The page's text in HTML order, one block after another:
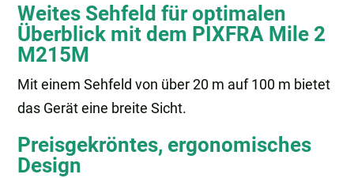
Weites Sehfeld für optimalen
Überblick mit dem PIXFRA Mile 2
M215M
Mit einem Sehfeld von über 20 m auf 100 m bietet
das Gerät eine breite Sicht.
Preisgekröntes, ergonomisches
Design